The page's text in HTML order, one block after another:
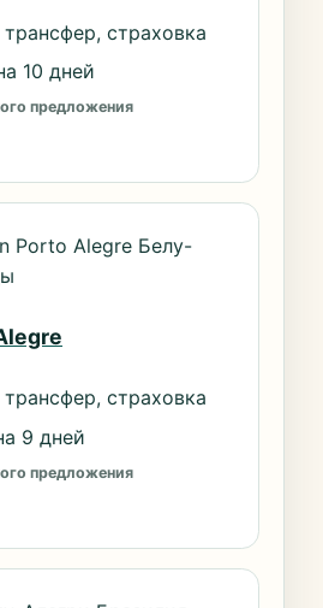
страховка
10 дней
предложения
Porto Alegre Белу-
страховка
9 дней
предложения